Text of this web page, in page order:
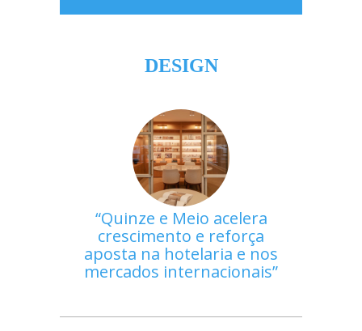
DESIGN
Quinze e Meio acelera
crescimento e reforça
aposta na hotelaria e nos
mercados internacionais